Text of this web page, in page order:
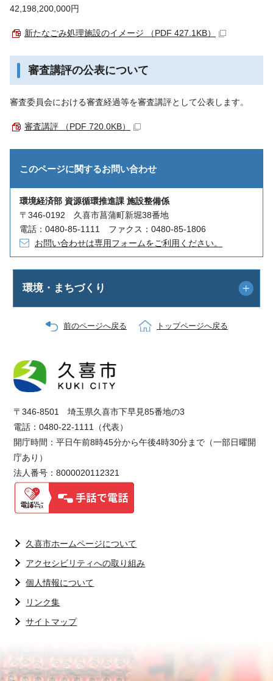
42,198,200,000円
新たなごみ処理施設のイメージ （PDF 427.1KB）
審査講評の公表について
審査委員会における審査経過等を審査講評として公表します。
審査講評 （PDF 720.0KB）
このページに関するお問い合わせ
環境経済部 資源循環推進課 施設整備係
〒346-0192 久喜市菖蒲町新堀38番地
電話：0480-85-1111 ファクス：0480-85-1806
お問い合わせは専用フォームをご利用ください。
環境・まちづくり
前のページへ戻る トップページへ戻る
〒346-8501 埼玉県久喜市下早見85番地の3
電話：0480-22-1111（代表）
開庁時間：平日午前8時45分から午後4時30分まで（一部日曜開
庁あり）
法人番号：8000020112321
久喜市ホームページについて
アクセシビリティへの取り組み
個人情報について
リンク集
サイトマップ